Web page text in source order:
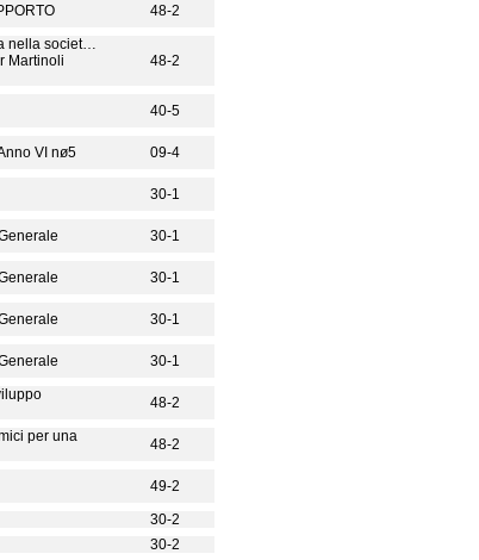
48-2
nella societ…
Martinoli
48-2
40-5
VI nø5
09-4
30-1
30-1
30-1
30-1
30-1
48-2
per una
48-2
49-2
30-2
30-2